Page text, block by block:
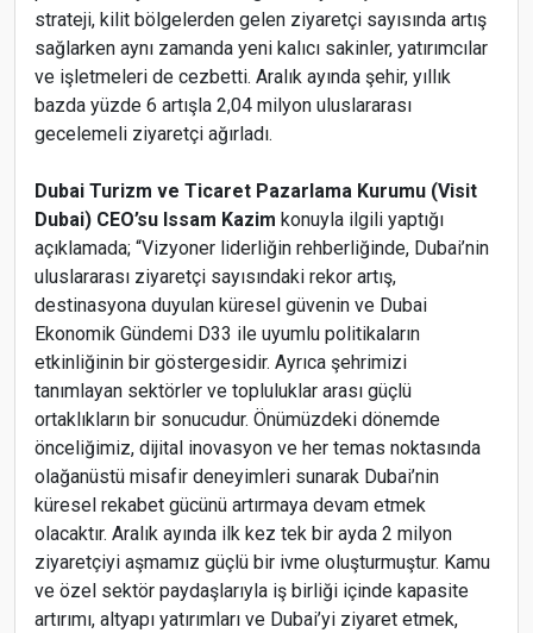
strateji, kilit bölgelerden gelen ziyaretçi sayısında artış
sağlarken aynı zamanda yeni kalıcı sakinler, yatırımcılar
ve işletmeleri de cezbetti. Aralık ayında şehir, yıllık
bazda yüzde 6 artışla 2,04 milyon uluslararası
gecelemeli ziyaretçi ağırladı.
Dubai Turizm ve Ticaret Pazarlama Kurumu (Visit
Dubai) CEO’su Issam Kazim konuyla ilgili yaptığı
açıklamada; “Vizyoner liderliğin rehberliğinde, Dubai’nin
uluslararası ziyaretçi sayısındaki rekor artış,
destinasyona duyulan küresel güvenin ve Dubai
Ekonomik Gündemi D33 ile uyumlu politikaların
etkinliğinin bir göstergesidir. Ayrıca şehrimizi
tanımlayan sektörler ve topluluklar arası güçlü
ortaklıkların bir sonucudur. Önümüzdeki dönemde
önceliğimiz, dijital inovasyon ve her temas noktasında
olağanüstü misafir deneyimleri sunarak Dubai’nin
küresel rekabet gücünü artırmaya devam etmek
olacaktır. Aralık ayında ilk kez tek bir ayda 2 milyon
ziyaretçiyi aşmamız güçlü bir ivme oluşturmuştur. Kamu
ve özel sektör paydaşlarıyla iş birliği içinde kapasite
artırımı, altyapı yatırımları ve Dubai’yi ziyaret etmek,